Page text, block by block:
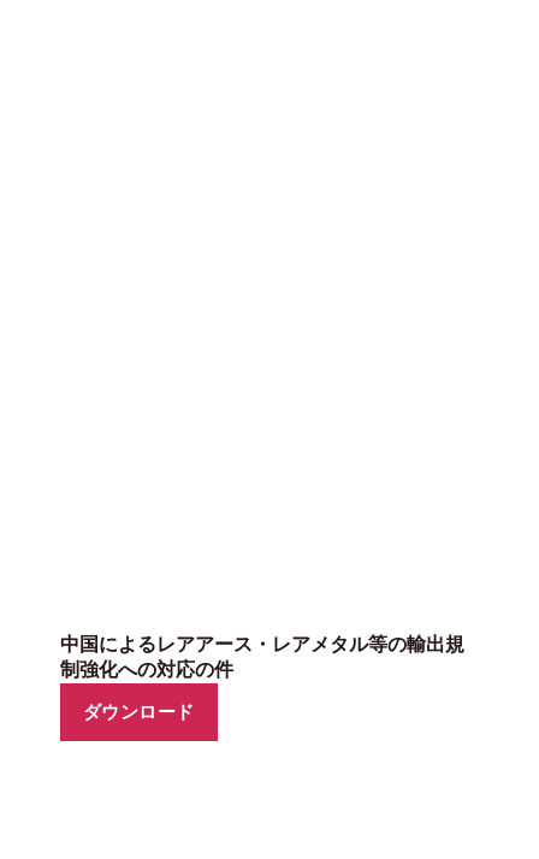
中国によるレアアース・レアメタル等の輸出規
制強化への対応の件
ダウンロード